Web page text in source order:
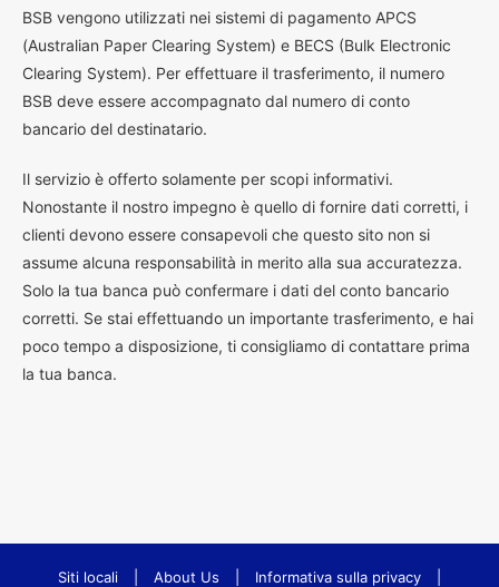
BSB vengono utilizzati nei sistemi di pagamento APCS
(Australian Paper Clearing System) e BECS (Bulk Electronic
Clearing System). Per effettuare il trasferimento, il numero
BSB deve essere accompagnato dal numero di conto
bancario del destinatario.
Il servizio è offerto solamente per scopi informativi.
Nonostante il nostro impegno è quello di fornire dati corretti, i
clienti devono essere consapevoli che questo sito non si
assume alcuna responsabilità in merito alla sua accuratezza.
Solo la tua banca può confermare i dati del conto bancario
corretti. Se stai effettuando un importante trasferimento, e hai
poco tempo a disposizione, ti consigliamo di contattare prima
la tua banca.
Siti locali About Us Informativa sulla privacy